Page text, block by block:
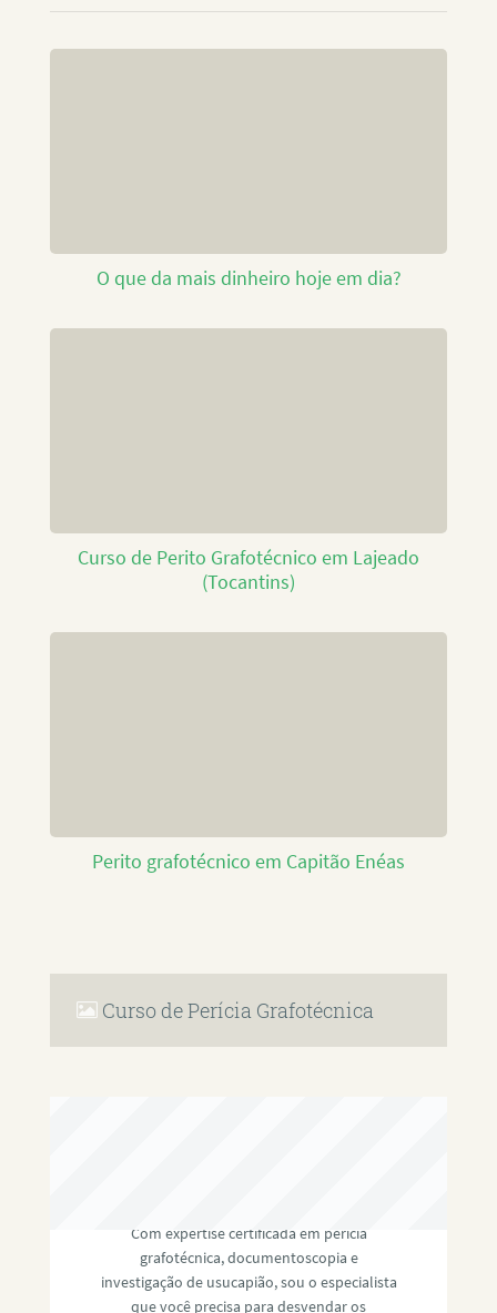
O que da mais dinheiro hoje em dia?
Curso de Perito Grafotécnico em Lajeado
(Tocantins)
Perito grafotécnico em Capitão Enéas
Curso de Perícia Grafotécnica
Com expertise certificada em perícia
grafotécnica, documentoscopia e
investigação de usucapião, sou o especialista
que você precisa para desvendar os